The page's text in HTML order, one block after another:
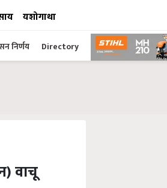
यशोगाथा
निर्णय Directory
वाचू